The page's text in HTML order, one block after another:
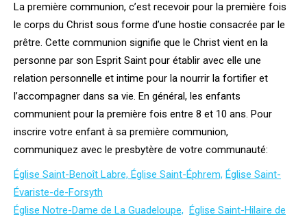
La première communion, c’est recevoir pour la première fois
le corps du Christ sous forme d’une hostie consacrée par le
prêtre. Cette communion signifie que le Christ vient en la
personne par son Esprit Saint pour établir avec elle une
relation personnelle et intime pour la nourrir la fortifier et
l’accompagner dans sa vie. En général, les enfants
communient pour la première fois entre 8 et 10 ans. Pour
inscrire votre enfant à sa première communion,
communiquez avec le presbytère de votre communauté:
Église Saint-Benoît Labre, Église Saint-Éphrem, Église Saint-
Évariste-de-Forsyth
Église Notre-Dame de La Guadeloupe, Église Saint-Hilaire de